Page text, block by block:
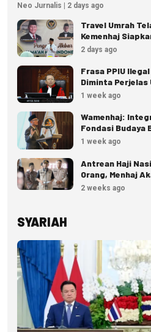
Neo Jurnalis | 2 days ago
Travel Umrah
Kemenhaj
hingga Pidana
2 days ago
Frasa PPIU
Diminta Perjelas
1 week ago
Wamenhaj:
Fondasi Budaya
Umrah
1 week ago
Antrean Haji
Orang, Menhaj
Kelola
2 weeks ago
SYARIAH